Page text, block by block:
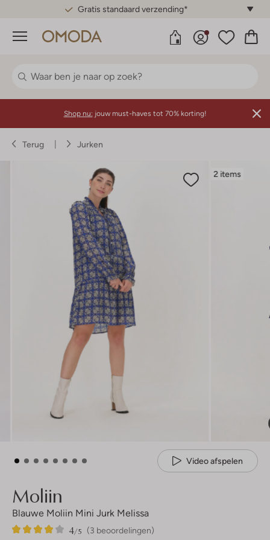
Gratis standaard verzending*
Menu
Shop nu: jouw must-haves tot 70% korting!
Terug Jurken
2 items
Video afspelen
Moliin
Blauwe Moliin Mini Jurk Melissa
(3 beoordelingen)
4/5
3
4